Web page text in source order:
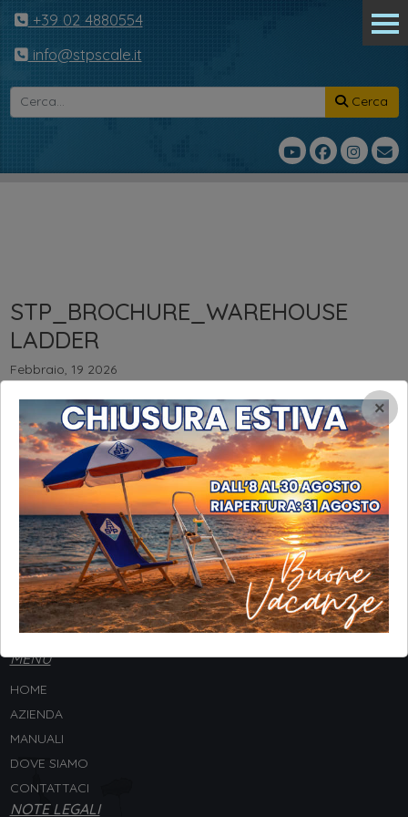
+39 02 4880554
info@stpscale.it
Cerca
STP_BROCHURE_WAREHOUSE
LADDER
Febbraio, 19 2026
INFORMAZIONI
STP Srl
Via Galileo Galilei, 8
20057 Assago (MI) - ITALY
Tel. +39 02 4880554
P.IVA 02212270157
Codice Univoco SUBM70N
MENU
HOME
AZIENDA
MANUALI
DOVE SIAMO
CONTATTACI
NOTE LEGALI
×